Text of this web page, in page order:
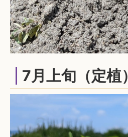
7月上旬（定植）